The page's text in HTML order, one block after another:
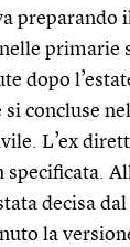
preparando
primarie
dopo
concluse
L’ex
decisa
la